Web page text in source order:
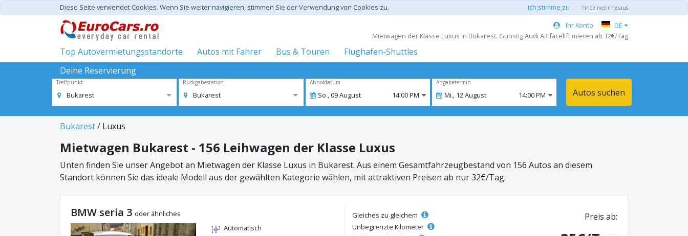
Diese Seite verwendet Cookies. Wenn Sie weiter navigieren, stimmen Sie der Verwendung von Cookies zu. ich stimme zu Finde mehr heraus
Ihr Konto
DE
Mietwagen der Klasse Luxus in Bukarest. Günstig Audi A3 facelift mieten ab 32€/Tag
Top Autovermietungsstandorte Autos mit Fahrer Bus & Touren
Flughafen-Shuttles
Deine Reservierung
Treffpunkt
Bukarest
Rückgabestation
Bukarest
Abholdatum
So.,09August 14:00 PM
Abgabetermin
Mi., 12August 14:00 PM Autos suchen
Bukarest/ Luxus
Mietwagen Bukarest - 156 Leihwagen der Klasse Luxus
Unten finden Sie unser Angebot an Mietwagen der Klasse Luxus in Bukarest. Aus einem Gesamtfahrzeugbestand von 156 Autos an diesem
Standort können Sie das ideale Modell aus der gewählten Kategorie wählen, mit attraktiven Preisen ab nur 32€/Tag.
BMW seria 3 oder ähnliches
Automatisch
Gleiches zu gleichem
Unbegrenzte Kilometer
Preis ab: